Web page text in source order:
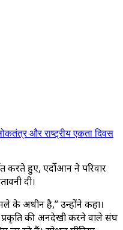
और राष्ट्रीय एकता दिवस
हुए, एर्दोआन ने परिवार
दी।
के अधीन है,” उन्होंने कहा।
प्रकृति की अनदेखी करने वाले संघ